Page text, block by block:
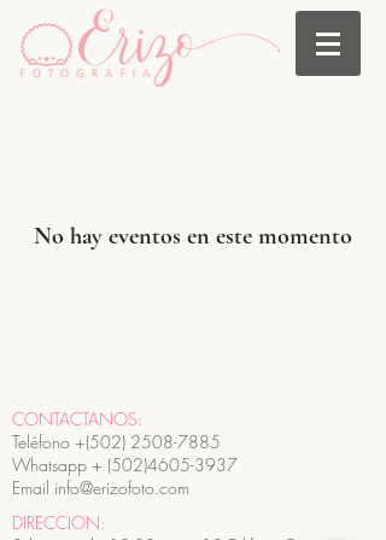
No hay eventos en este momento
CONTACTANOS:
Teléfono +(502) 2508-7885
Whatsapp + (502)4605-3937
Email info@erizofoto.com
DIRECCION: